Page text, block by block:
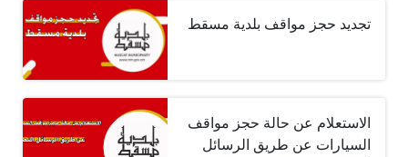
تجديد حجز مواقف بلدية مسقط
الاستعلام عن حالة حجز مواقف
السيارات عن طريق الرسائل